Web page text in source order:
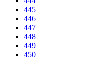
445
446
447
448
449
450